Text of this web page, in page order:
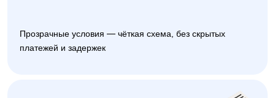
Прозрачные условия — чёткая схема, без скрытых
платежей и задержек